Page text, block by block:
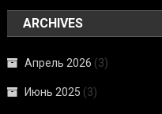
ARCHIVES
Апрель 2026 (3)
Июнь 2025 (3)